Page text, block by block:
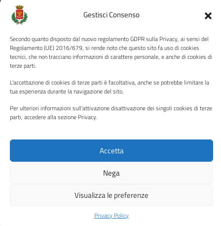
Gestisci Consenso
Secondo quanto disposto dal nuovo regolamento GDPR sulla Privacy, ai sensi del
Regolamento (UE) 2016/679, si rende noto che questo sito fa uso di cookies
tecnici, che non tracciano informazioni di carattere personale, e anche di cookies di
terze parti.
L'accettazione di cookies di terze parti è facoltativa, anche se potrebbe limitare la
tua esperienza durante la navigazione del sito.
Per ulteriori informazioni sull'attivazione disattivazione dei singoli cookies di terze
parti, accedere alla sezione Privacy.
Accetta
Nega
Visualizza le preferenze
Privacy Policy
Albo pretorio
Informativa privacy
Note legali
Dichiarazione di accessibilità
Piano di miglioramento del sito
SEGUICI SU